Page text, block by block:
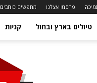
פרסמו אצלנו מחפשים כותבים
טיולים בארץ ובחול קניות